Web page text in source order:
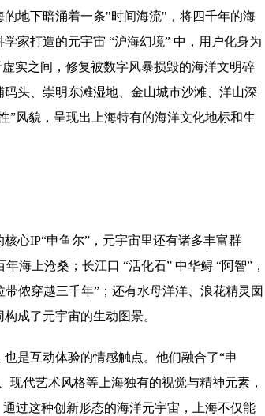
地下暗涌着一条"时间海流"，将四千年的海
家打造的元宇宙 “沪海幻境” 中，用户化身为
实之间，修复被数字风暴损毁的海洋文明碎
头、崇明东滩湿地、金山城市沙滩、洋山深
”风貌，呈现出上海特有的海洋文化地标和生
心IP“申鱼尔”，元宇宙里还有诸多丰富群
海上沧桑；长江口 “活化石” 中华鲟 “阿智”，
侬穿越三千年”；还有水母洋洋、浪花精灵囡
成了元宇宙的生动图景。
是互动体验的情感触点。他们融合了“申
现代艺术风格等上海独有的视觉与精神元素，
过这种创新形态的海洋元宇宙，上海不仅能